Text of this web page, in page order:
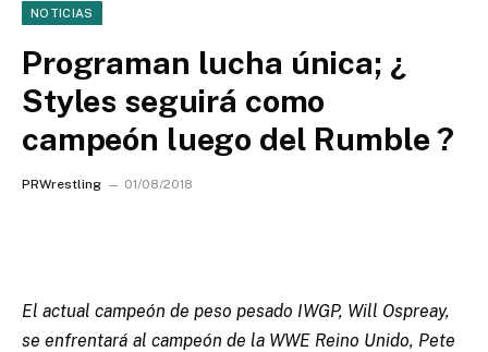
NOTICIAS
Programan lucha única; ¿
Styles seguirá como
campeón luego del Rumble ?
PRWrestling 01/08/2018
El actual campeón de peso pesado IWGP, Will Ospreay,
se enfrentará al campeón de la WWE Reino Unido, Pete